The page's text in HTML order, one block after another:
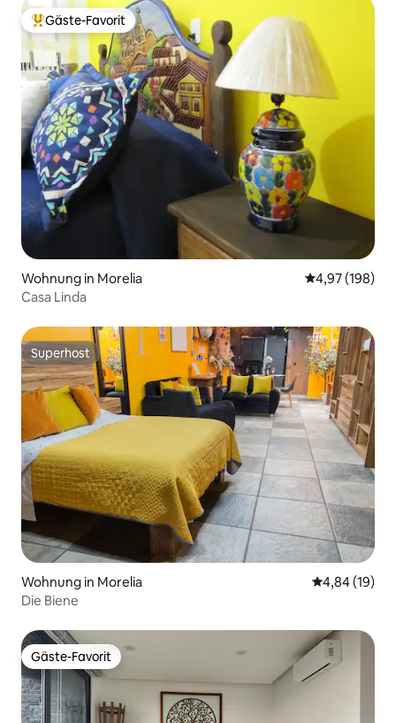
Beliebter Gäste-Favorit.
Gäste-Favorit
Wohnung in Morelia
4,97 (198)
Casa Linda
Superhost
Superhost
Wohnung in Morelia
4,84 (19)
Die Biene
Gäste-Favorit
Gäste-Favorit